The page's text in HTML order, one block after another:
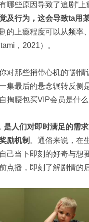
哪些原因导致了追剧“上
及行为，这会导致ta用
的上瘾程度可以从频
，2021）。
对那些捎带心机的“剧
集最后的悬念辗转反侧
掏腰包买VIP会员是什么
是人们对即时满足的需
励机制 。通俗来说，在
己当下即刻的好奇与想
点播，即刻了解剧情的